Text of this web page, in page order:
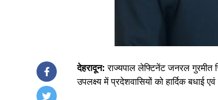
देहरादून: राज्यपाल लेफ्टिनेंट जनरल गुरमीत
उपलक्ष्य में प्रदेशवासियों को हार्दिक बधाई